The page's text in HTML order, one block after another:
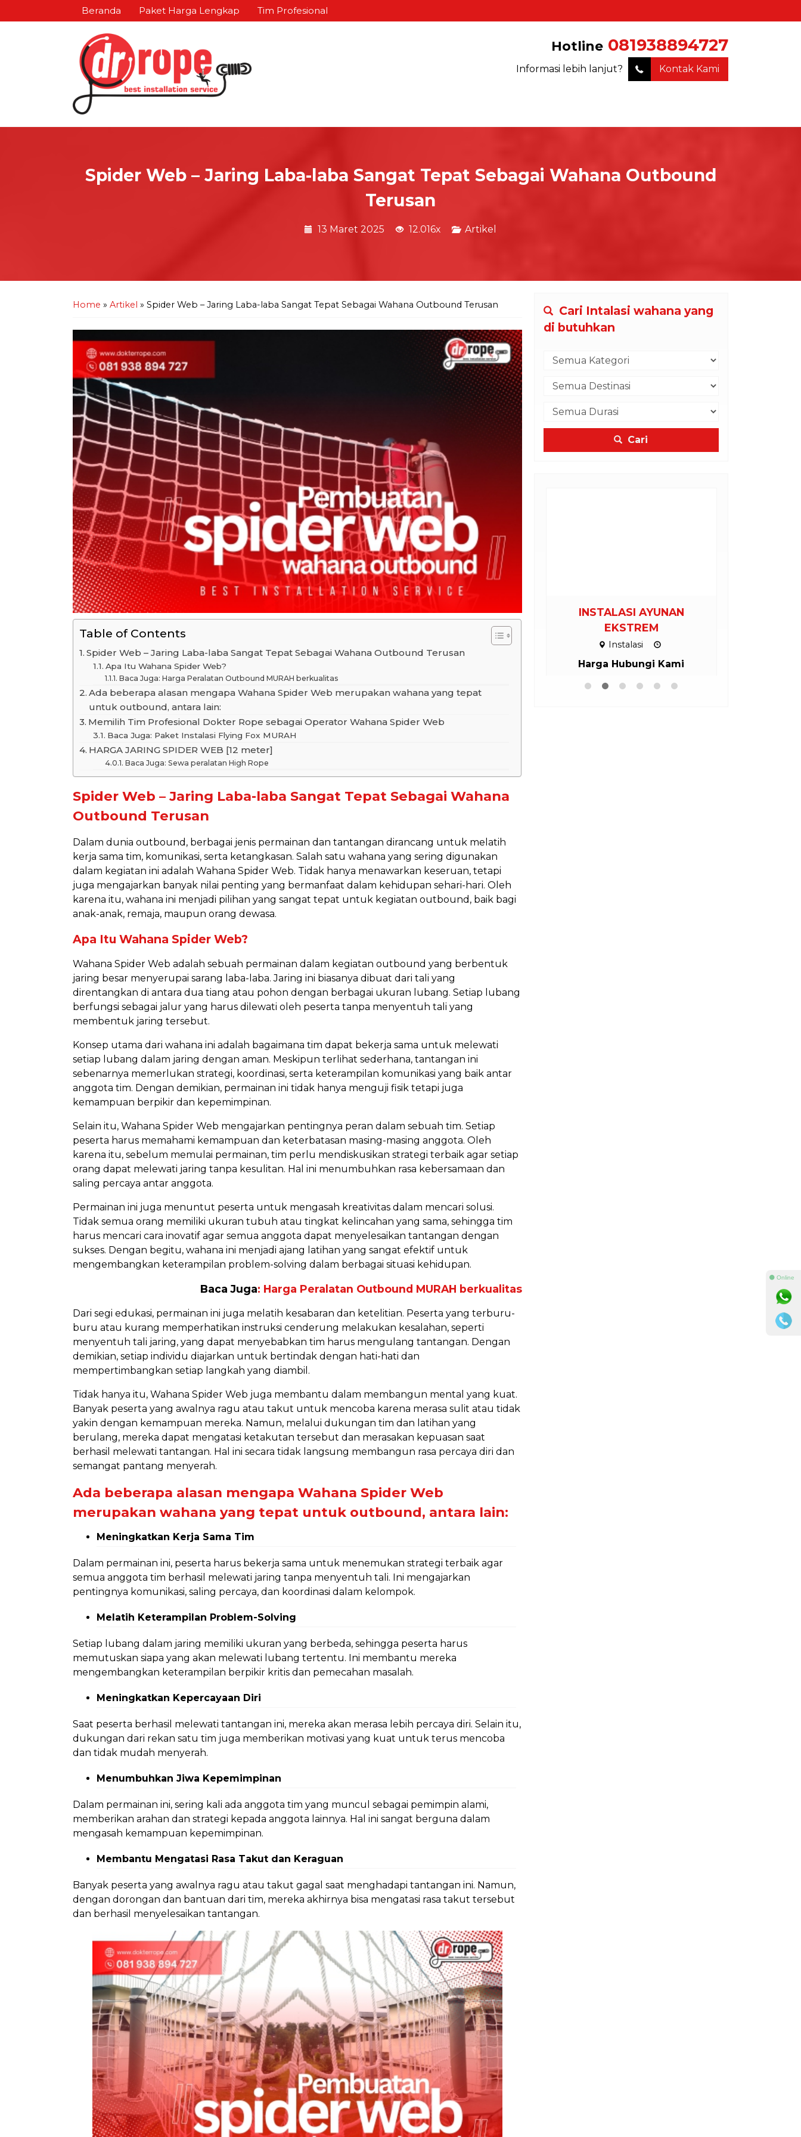
Beranda Paket Harga Lengkap Tim Profesional
Hotline 081938894727
Informasi lebih lanjut? Kontak Kami
Spider Web – Jaring Laba-laba Sangat Tepat Sebagai Wahana Outbound
Terusan
13 Maret 2025 12.016x Artikel
Home » Artikel » Spider Web – Jaring Laba-laba Sangat Tepat Sebagai Wahana Outbound Terusan
Table of Contents
Spider Web – Jaring Laba-laba Sangat Tepat Sebagai Wahana Outbound Terusan
Apa Itu Wahana Spider Web?
Baca Juga: Harga Peralatan Outbound MURAH berkualitas
Ada beberapa alasan mengapa Wahana Spider Web merupakan wahana yang tepat
untuk outbound, antara lain:
Memilih Tim Profesional Dokter Rope sebagai Operator Wahana Spider Web
Baca Juga: Paket Instalasi Flying Fox MURAH
HARGA JARING SPIDER WEB [12 meter]
Baca Juga: Sewa peralatan High Rope
Spider Web – Jaring Laba-laba Sangat Tepat Sebagai Wahana
Outbound Terusan
Dalam dunia outbound, berbagai jenis permainan dan tantangan dirancang untuk melatih
kerja sama tim, komunikasi, serta ketangkasan. Salah satu wahana yang sering digunakan
dalam kegiatan ini adalah Wahana Spider Web. Tidak hanya menawarkan keseruan, tetapi
juga mengajarkan banyak nilai penting yang bermanfaat dalam kehidupan sehari-hari. Oleh
karena itu, wahana ini menjadi pilihan yang sangat tepat untuk kegiatan outbound, baik bagi
anak-anak, remaja, maupun orang dewasa.
Apa Itu Wahana Spider Web?
Wahana Spider Web adalah sebuah permainan dalam kegiatan outbound yang berbentuk
jaring besar menyerupai sarang laba-laba. Jaring ini biasanya dibuat dari tali yang
direntangkan di antara dua tiang atau pohon dengan berbagai ukuran lubang. Setiap lubang
berfungsi sebagai jalur yang harus dilewati oleh peserta tanpa menyentuh tali yang
membentuk jaring tersebut.
Konsep utama dari wahana ini adalah bagaimana tim dapat bekerja sama untuk melewati
setiap lubang dalam jaring dengan aman. Meskipun terlihat sederhana, tantangan ini
sebenarnya memerlukan strategi, koordinasi, serta keterampilan komunikasi yang baik antar
anggota tim. Dengan demikian, permainan ini tidak hanya menguji fisik tetapi juga
kemampuan berpikir dan kepemimpinan.
Selain itu, Wahana Spider Web mengajarkan pentingnya peran dalam sebuah tim. Setiap
peserta harus memahami kemampuan dan keterbatasan masing-masing anggota. Oleh
karena itu, sebelum memulai permainan, tim perlu mendiskusikan strategi terbaik agar setiap
orang dapat melewati jaring tanpa kesulitan. Hal ini menumbuhkan rasa kebersamaan dan
saling percaya antar anggota.
Permainan ini juga menuntut peserta untuk mengasah kreativitas dalam mencari solusi.
Tidak semua orang memiliki ukuran tubuh atau tingkat kelincahan yang sama, sehingga tim
harus mencari cara inovatif agar semua anggota dapat menyelesaikan tantangan dengan
sukses. Dengan begitu, wahana ini menjadi ajang latihan yang sangat efektif untuk
mengembangkan keterampilan problem-solving dalam berbagai situasi kehidupan.
Baca Juga: Harga Peralatan Outbound MURAH berkualitas
Dari segi edukasi, permainan ini juga melatih kesabaran dan ketelitian. Peserta yang terburu-
buru atau kurang memperhatikan instruksi cenderung melakukan kesalahan, seperti
menyentuh tali jaring, yang dapat menyebabkan tim harus mengulang tantangan. Dengan
demikian, setiap individu diajarkan untuk bertindak dengan hati-hati dan
mempertimbangkan setiap langkah yang diambil.
Tidak hanya itu, Wahana Spider Web juga membantu dalam membangun mental yang kuat.
Banyak peserta yang awalnya ragu atau takut untuk mencoba karena merasa sulit atau tidak
yakin dengan kemampuan mereka. Namun, melalui dukungan tim dan latihan yang
berulang, mereka dapat mengatasi ketakutan tersebut dan merasakan kepuasan saat
berhasil melewati tantangan. Hal ini secara tidak langsung membangun rasa percaya diri dan
semangat pantang menyerah.
Ada beberapa alasan mengapa Wahana Spider Web
merupakan wahana yang tepat untuk outbound, antara lain:
Meningkatkan Kerja Sama Tim
Dalam permainan ini, peserta harus bekerja sama untuk menemukan strategi terbaik agar
semua anggota tim berhasil melewati jaring tanpa menyentuh tali. Ini mengajarkan
pentingnya komunikasi, saling percaya, dan koordinasi dalam kelompok.
Melatih Keterampilan Problem-Solving
Setiap lubang dalam jaring memiliki ukuran yang berbeda, sehingga peserta harus
memutuskan siapa yang akan melewati lubang tertentu. Ini membantu mereka
mengembangkan keterampilan berpikir kritis dan pemecahan masalah.
Meningkatkan Kepercayaan Diri
Saat peserta berhasil melewati tantangan ini, mereka akan merasa lebih percaya diri. Selain itu,
dukungan dari rekan satu tim juga memberikan motivasi yang kuat untuk terus mencoba
dan tidak mudah menyerah.
Menumbuhkan Jiwa Kepemimpinan
Dalam permainan ini, sering kali ada anggota tim yang muncul sebagai pemimpin alami,
memberikan arahan dan strategi kepada anggota lainnya. Hal ini sangat berguna dalam
mengasah kemampuan kepemimpinan.
Membantu Mengatasi Rasa Takut dan Keraguan
Banyak peserta yang awalnya ragu atau takut gagal saat menghadapi tantangan ini. Namun,
dengan dorongan dan bantuan dari tim, mereka akhirnya bisa mengatasi rasa takut tersebut
dan berhasil menyelesaikan tantangan.
Cari Intalasi wahana yang
di butuhkan
Cari
Jual Alat flying Fox
Harga Hubungi Kami
INSTALASI AYUNAN
EKSTREM
Instalasi
Harga Hubungi Kami
⚫ Online